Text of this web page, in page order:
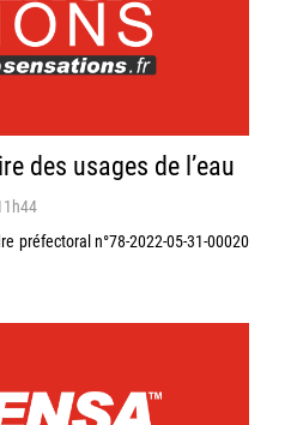
des usages de l’eau
préfectoral n°78-2022-05-31-00020